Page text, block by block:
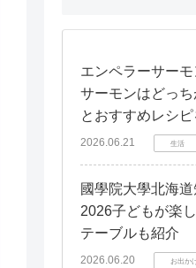
エンペラーサー
サーモンはどっ
とおすすめレシ
2026.06.21 生活
國學院大學北海
2026子どもが楽
テーブルも紹介
2026.06.20 お出か